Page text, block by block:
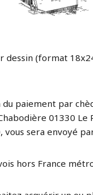
dessin (format
paiement par
01330
vous sera envoyé
hors France